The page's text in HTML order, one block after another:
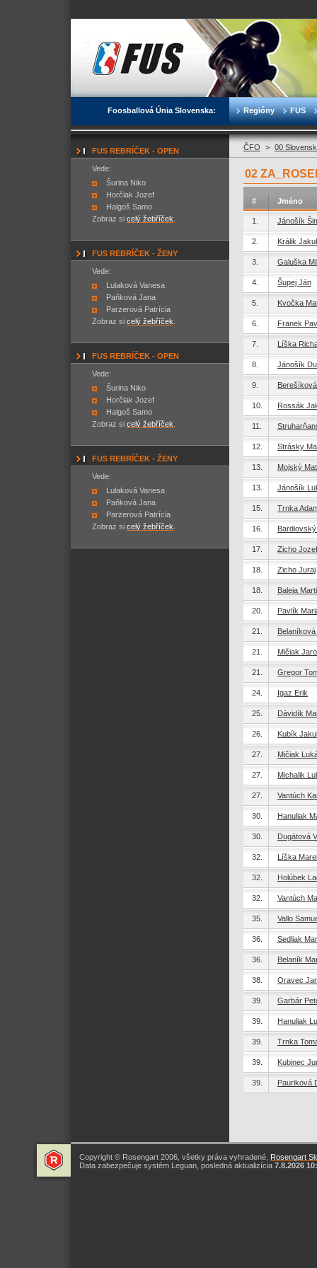
Foosballová Únia Slovenska: Regióny FUS
FUS REBRÍČEK - OPEN
Vede:
Šurina Niko
Horčiak Jozef
Halgoš Samo
Zobraz si celý žebříček
FUS REBRÍČEK - ŽENY
Vede:
Lulaková Vanesa
Paňková Jana
Parzerová Patrícia
Zobraz si celý žebříček
FUS REBRÍČEK - OPEN
Vede:
Šurina Niko
Horčiak Jozef
Halgoš Samo
Zobraz si celý žebříček
FUS REBRÍČEK - ŽENY
Vede:
Lulaková Vanesa
Paňková Jana
Parzerová Patrícia
Zobraz si celý žebříček
ČFO > 00
02
# Jméno
1. Jánošík
2. Králik
3. Galuška
4. Šupej Ján
5. Kvočka
6. Franek
7. Líška
8. Jánošík
9.
10. Rossák
11.
12. Strásky
13. Mojský
13. Jánošík
15. Trnka
16.
17. Zicho Jozef
18. Zicho Juraj
18. Baleja
20. Pavlík
21. Belaníková
21. Mičiak
21. Gregor
24. Igaz Erik
25. Dávidík
26. Kubík
27. Mičiak
27. Michalik
27. Vantúch
30. Hanuliak
30. Dugátová
32. Líška
32. Holúbek
32. Vantúch
35. Vallo
36. Sedliak
36. Belaník
38. Oravec
39. Garbár
39. Hanuliak
39. Trnka
39. Kubinec
39. Pauriková
Copyright © Rosengart 2006, všetky práva vyhradené, Rosengart
Data zabezpečuje systém Leguan, posledná aktualizícia 7.8.2026